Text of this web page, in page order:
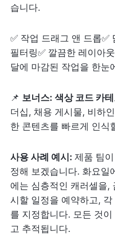
습니다.
✅ 작업 드래그 앤 드롭✅
필터링✅ 깔끔한 레이아
달에 마감된 작업을 한눈
📌 보너스: 색상 코드 카테
더십, 채용 게시물, 비하
한 콘텐츠를 빠르게 인식
사용 사례 예시: 제품 팀
정해 보겠습니다. 화요일
에는 심층적인 캐러셀을,
시할 일정을 예약하고,
를 지정합니다. 모든 것
고 추적됩니다.